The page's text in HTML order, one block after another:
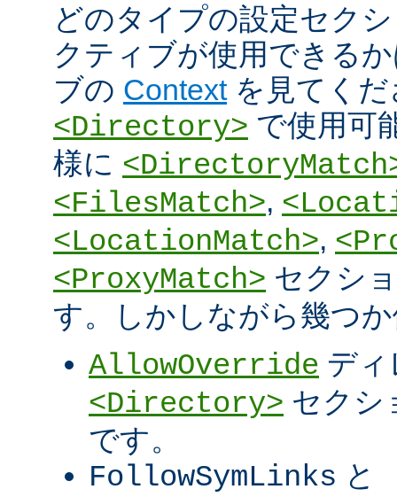
どのタイプの設定セク
クティブが使用できる
ブの Contextを見てくだ
<Directory> で使用可
様に
<FilesMatch>,
<LocationMatch>,
<ProxyMatch> セクシ
す。しかしながら幾つ
AllowOverride デ
<Directory> セクシ
です。
FollowSymLinks と